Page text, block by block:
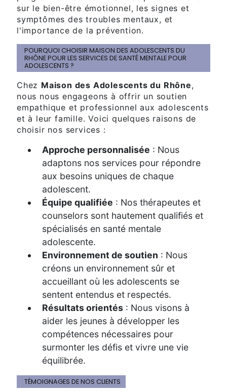
sur le bien-être émotionnel, les signes et
symptômes des troubles mentaux, et
l'importance de la prévention.
POURQUOI CHOISIR MAISON DES ADOLESCENTS DU
RHÔNE POUR LES SERVICES DE SANTÉ MENTALE POUR
ADOLESCENTS ?
Chez Maison des Adolescents du Rhône,
nous nous engageons à offrir un soutien
empathique et professionnel aux adolescents
et à leur famille. Voici quelques raisons de
choisir nos services :
Approche personnalisée : Nous
adaptons nos services pour répondre
aux besoins uniques de chaque
adolescent.
Équipe qualifiée : Nos thérapeutes et
counselors sont hautement qualifiés et
spécialisés en santé mentale
adolescente.
Environnement de soutien : Nous
créons un environnement sûr et
accueillant où les adolescents se
sentent entendus et respectés.
Résultats orientés : Nous visons à
aider les jeunes à développer les
compétences nécessaires pour
surmonter les défis et vivre une vie
équilibrée.
TÉMOIGNAGES DE NOS CLIENTS